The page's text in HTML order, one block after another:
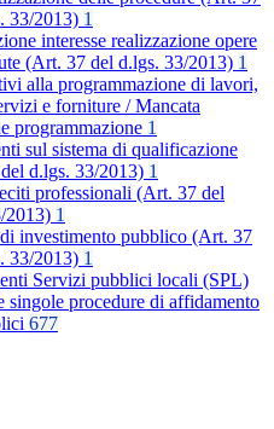
33/2013) 1
interesse realizzazione opere
(Art. 37 del d.lgs. 33/2013) 1
alla programmazione di lavori,
e forniture / Mancata
programmazione 1
sul sistema di qualificazione
d.lgs. 33/2013) 1
professionali (Art. 37 del
2013) 1
investimento pubblico (Art. 37
33/2013) 1
Servizi pubblici locali (SPL)
singole procedure di affidamento
677